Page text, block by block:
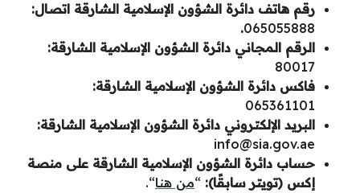
رقم هاتف دائرة الشؤون الإسلامية الشارقة اتصال:
065055888
.
الرقم المجاني دائرة الشؤون الإسلامية الشارقة:
80017
فاكس دائرة الشؤون الإسلامية الشارقة:
065361101
البريد الإلكتروني دائرة الشؤون الإسلامية الشارقة:
info@sia.gov.ae
حساب دائرة الشؤون الإسلامية الشارقة على منصة
إكس (تويتر سابقًا): “من هنا“.